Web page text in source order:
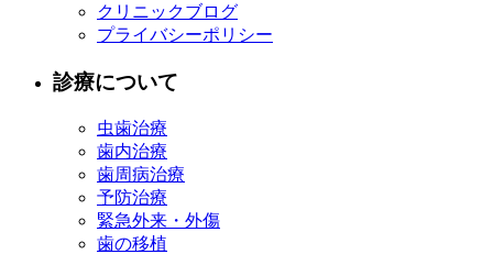
クリニックブログ
プライバシーポリシー
診療について
虫歯治療
歯内治療
歯周病治療
予防治療
緊急外来・外傷
歯の移植